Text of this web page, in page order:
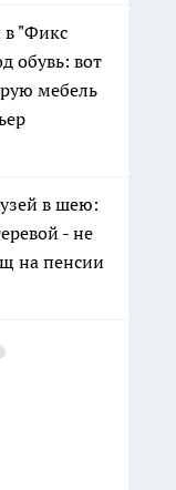
"Фикс
обувь: вот
мебель
в шею:
- не
на пенсии
как